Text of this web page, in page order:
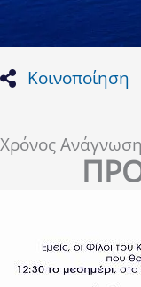
Κοινοποίηση
Χρόνος